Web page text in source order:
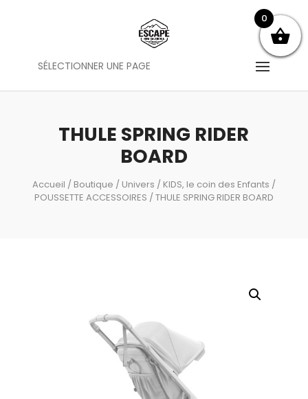
SÉLECTIONNER UNE PAGE
THULE SPRING RIDER
BOARD
Accueil / Boutique / Univers / KIDS, le coin des Enfants /
POUSSETTE ACCESSOIRES / THULE SPRING RIDER BOARD
0